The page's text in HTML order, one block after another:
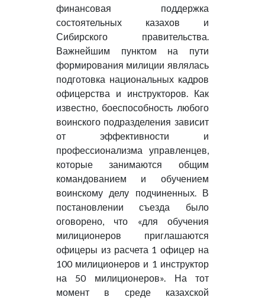
финансовая поддержка
состоятельных казахов и
Сибирского правительства.
Важнейшим пунктом на пути
формирования милиции являлась
подготовка национальных кадров
офицерства и инструкторов. Как
известно, боеспособность любого
воинского подразделения зависит
от эффективности и
профессионализма управленцев,
которые занимаются общим
командованием и обучением
воинскому делу подчиненных. В
постановлении съезда было
оговорено, что «для обучения
милиционеров приглашаются
офицеры из расчета 1 офицер на
100 милиционеров и 1 инструктор
на 50 милиционеров». На тот
момент в среде казахской